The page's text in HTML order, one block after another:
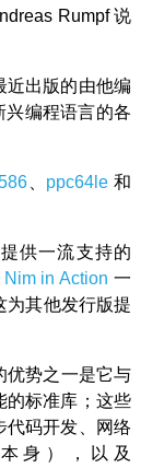
Rumpf 说
近出版的由他编
兴编程语言的各
、 ppc64le 和
供一流支持的
Nim in Action 一
为其他发行版提
优势之一是它与
的标准库；这些
代码开发、网络
身），以及